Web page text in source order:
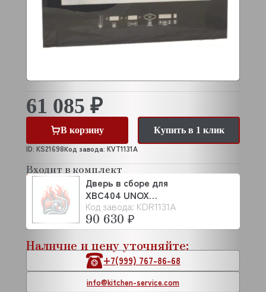
61 085 ₽
В корзину
Купить в 1 клик
ID: KS21698Код завода: KVT1131A
Входит в комплект
Код завода: KDR1131A
Дверь в сборе для
XBC404 UNOX
(KDR1131A)
90 630 ₽
Наличие и цену уточняйте:
+7(999) 767-86-68
info@kitchen-service.com